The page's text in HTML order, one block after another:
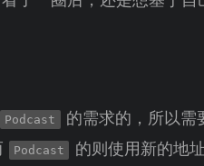
Podcast
的需求的，所以需
Podcast 的则使用新的地